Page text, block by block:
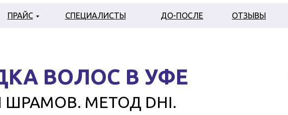
ПРАЙС ОТЗЫВЫ
ДО-ПОСЛЕ
СПЕЦИАЛИСТЫ
ШРАМОВ. МЕТОД DHI.
ВОЛОС В УФЕ